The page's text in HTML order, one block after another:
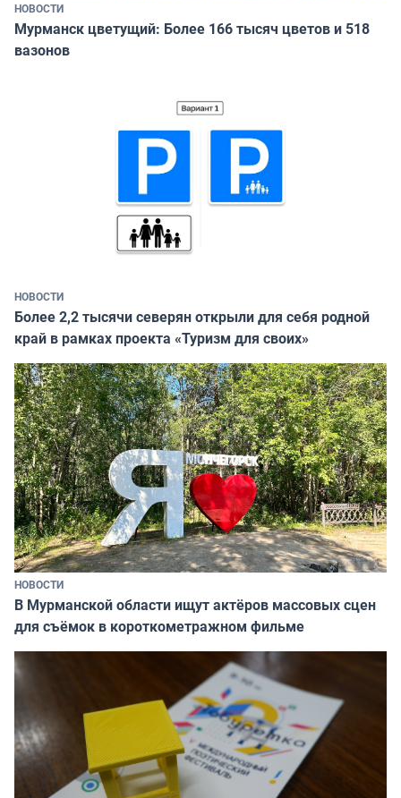
НОВОСТИ
Мурманск цветущий: Более 166 тысяч цветов и 518
вазонов
НОВОСТИ
Более 2,2 тысячи северян открыли для себя родной
край в рамках проекта «Туризм для своих»
НОВОСТИ
В Мурманской области ищут актёров массовых сцен
для съёмок в короткометражном фильме